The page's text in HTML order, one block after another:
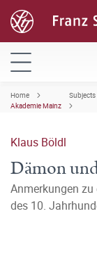
Home Subjects
Akademie Mainz
Klaus Böldl
Dämon
Anmerkungen
des 10.